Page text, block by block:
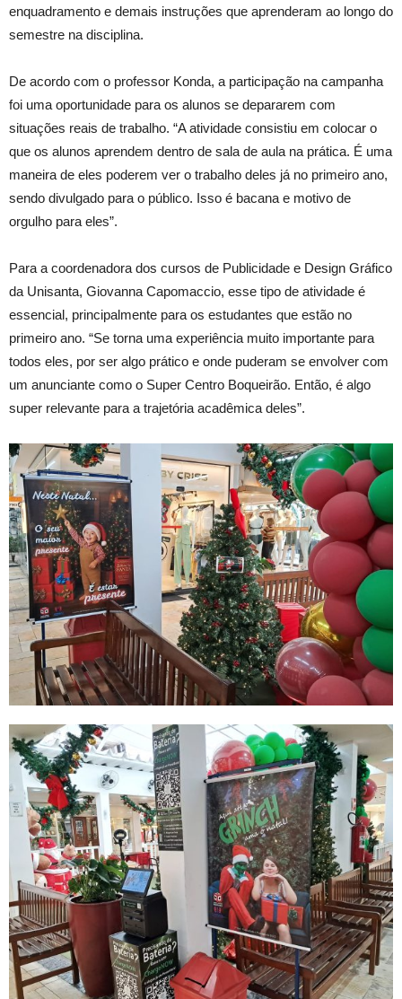
enquadramento e demais instruções que aprenderam ao longo do
semestre na disciplina.
De acordo com o professor Konda, a participação na campanha
foi uma oportunidade para os alunos se depararem com
situações reais de trabalho. “A atividade consistiu em colocar o
que os alunos aprendem dentro de sala de aula na prática. É uma
maneira de eles poderem ver o trabalho deles já no primeiro ano,
sendo divulgado para o público. Isso é bacana e motivo de
orgulho para eles”.
Para a coordenadora dos cursos de Publicidade e Design Gráfico
da Unisanta, Giovanna Capomaccio, esse tipo de atividade é
essencial, principalmente para os estudantes que estão no
primeiro ano. “Se torna uma experiência muito importante para
todos eles, por ser algo prático e onde puderam se envolver com
um anunciante como o Super Centro Boqueirão. Então, é algo
super relevante para a trajetória acadêmica deles”.